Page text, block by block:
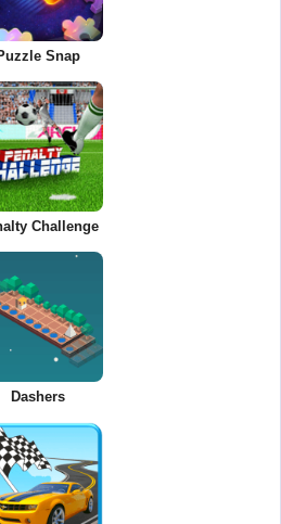
Snap
Challenge
Dashers